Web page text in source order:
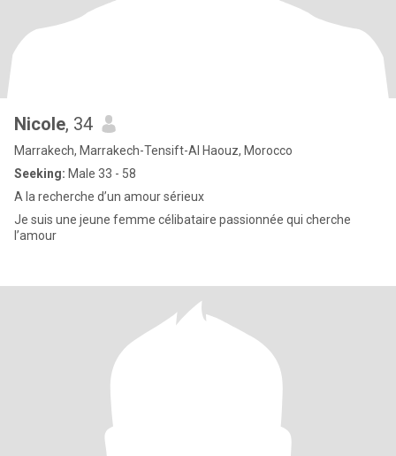
Nicole, 34
Marrakech, Marrakech-Tensift-Al Haouz, Morocco
Seeking: Male 33 - 58
A la recherche d’un amour sérieux
Je suis une jeune femme célibataire passionnée qui cherche
l’amour